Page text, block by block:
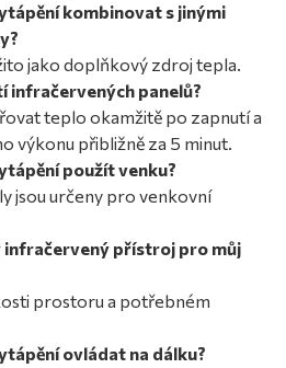
kombinovat s jinými
jako doplňkový zdroj tepla.
infračervených panelů?
teplo okamžitě po zapnutí a
výkonu přibližně za 5 minut.
použít venku?
jsou určeny pro venkovní
infračervený přístroj pro můj
prostoru a potřebném
ovládat na dálku?